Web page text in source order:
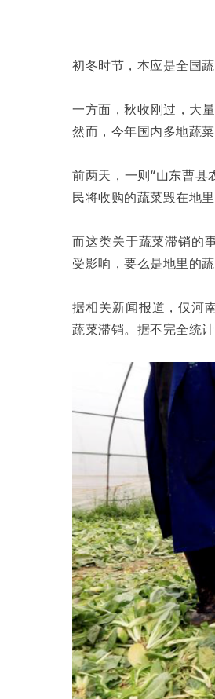
初冬时节，本应是全国
一方面，秋收刚过，大
然而，今年国内多地蔬
前两天，一则“山东曹
民将收购的蔬菜毁在地
而这类关于蔬菜滞销的
受影响，要么是地里的
据相关新闻报道，仅河
蔬菜滞销。据不完全统